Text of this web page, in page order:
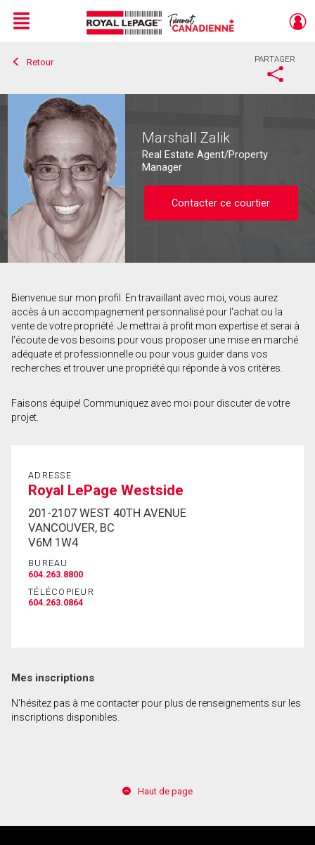
Live
En Direct
Menu
Retour PARTAGER
Marshall Zalik
Real Estate Agent/Property
Manager
Contacter ce courtier
Contacter ce courtier
Prénom
Nom
Courriel
Téléphone
En cliquant sur le bouton « soumettre », vous
consentez à nos conditions d'utilisation et vous
nous fournissez l'autorisation écrite de
communiquer avec vous.
Bienvenue sur mon profil. En travaillant avec moi, vous aurez
accès à un accompagnement personnalisé pour l'achat ou la
vente de votre propriété. Je mettrai à profit mon expertise et serai à
l'écoute de vos besoins pour vous proposer une mise en marché
adéquate et professionnelle ou pour vous guider dans vos
recherches et trouver une propriété qui réponde à vos critères.
Faisons équipe! Communiquez avec moi pour discuter de votre
projet.
ADRESSE
Royal LePage Westside
201-2107 WEST 40TH AVENUE
VANCOUVER, BC
V6M 1W4
BUREAU
604.263.8800
TÉLÉCOPIEUR
604.263.0864
Mes inscriptions
N'hésitez pas à me contacter pour plus de renseignements sur les
inscriptions disponibles.
Haut de page